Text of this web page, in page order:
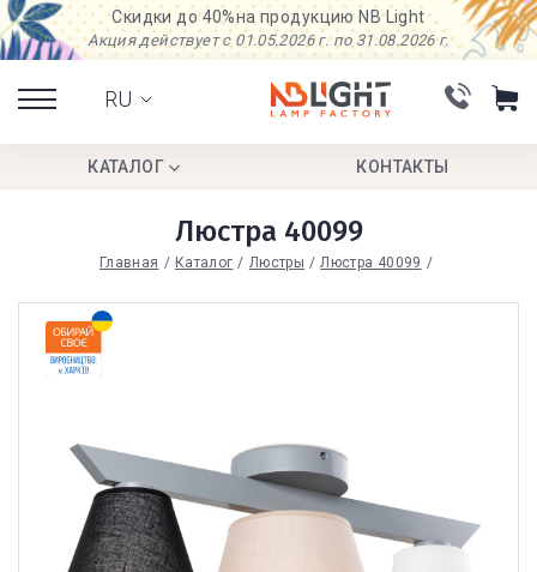
Скидки до 40%на продукцию NB Light
Акция действует с 01.05.2026 г. по 31.08.2026 г.
RU
КАТАЛОГ КОНТАКТЫ
Люстра 40099
Главная Каталог Люстры Люстра 40099